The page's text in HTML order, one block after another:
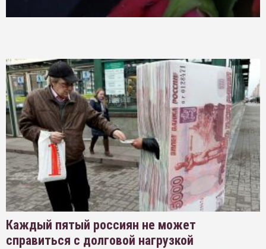
Каждый пятый россиян не может
справиться с долговой нагрузкой